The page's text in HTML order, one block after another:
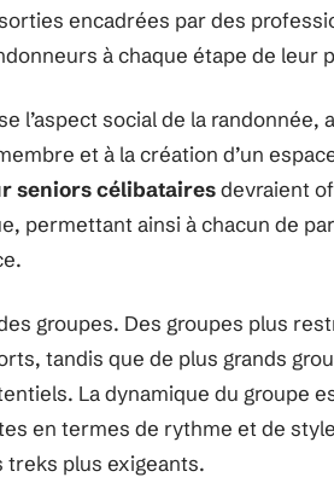
encadrées par des
à chaque étape de leur
l’aspect social de la
et à la création d’un
seniors célibatairesdevraient
permettant ainsi à chacun de
groupes. Des groupes plus
tandis que de plus grands
La dynamique du groupe
en termes de rythme et de
treks plus exigeants.